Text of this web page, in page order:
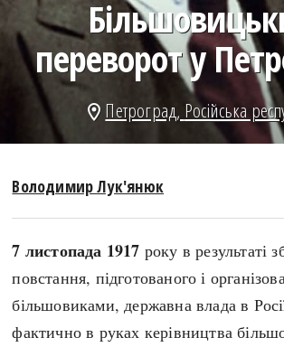
СЬОГОДНІ
ПРАВИЛА ЖИТТЯ
ПОДКАСТИ
КАРТИ
НОТА БЕНЕ
ПРЯМА
МОЯ
переворот у
location_on Петроград, Російська
Володимир Лук'янюк
7 листопада 1917 року в результаті
повстання, підготованого і
більшовиками, державна влада в
фактично в руках керівництва